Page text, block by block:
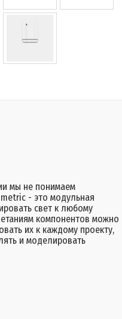
мы не понимаем
- это модульная
свет к любому
компонентов можно
их к каждому проекту,
и моделировать